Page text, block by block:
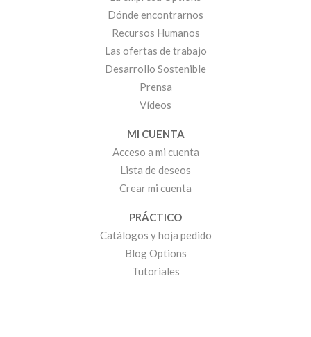
Dónde encontrarnos
Recursos Humanos
Las ofertas de trabajo
Desarrollo Sostenible
Prensa
Vídeos
MI CUENTA
Acceso a mi cuenta
Lista de deseos
Crear mi cuenta
PRÁCTICO
Catálogos y hoja pedido
Blog Options
Tutoriales